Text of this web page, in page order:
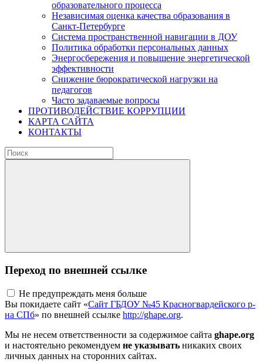
образовательного процесса
Независимая оценка качества образования в
Санкт-Петербурге
Система пространственной навигации в ДОУ
Политика обработки персональных данных
Энергосбережения и повышение энергетической
эффективности
Снижение бюрократической нагрузки на
педагогов
Часто задаваемые вопросы
ПРОТИВОДЕЙСТВИЕ КОРРУПЦИИ
КАРТА САЙТА
КОНТАКТЫ
Переход по внешней ссылке
Не предупреждать меня больше
Вы покидаете сайт «Сайт ГБДОУ №45 Красногвардейского р-
на СПб» по внешней ссылке http://ghape.org.
Мы не несем ответственности за содержимое сайта ghape.org
и настоятельно рекомендуем не указывать никаких своих
личных данных на сторонних сайтах.